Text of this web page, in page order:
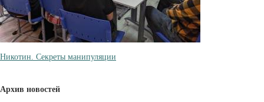
Никотин. Секреты манипуляции
Архив новостей